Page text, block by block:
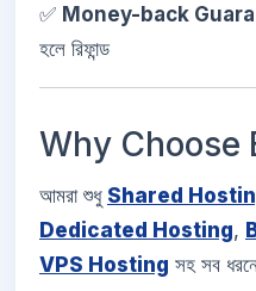
✅ Money-back
হলে রিফান্ড
Why Choose
আমরা শুধু Shared
Dedicated Hosting,
VPS Hosting সহ সব